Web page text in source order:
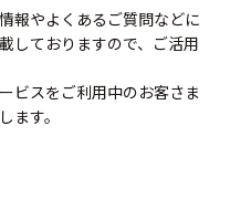
報やよくあるご質問などに
しておりますので、ご活用
ビスをご利用中のお客さま
ます。